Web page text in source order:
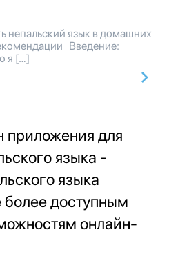
непальский язык в домашних
Введение:
я […]
приложения для
языка -
языка
более доступным
онлайн-